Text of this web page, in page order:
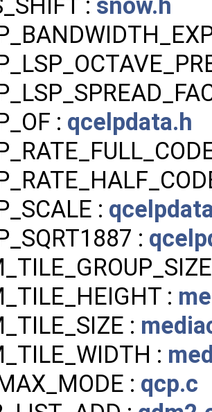
: qcelpdata.h
:
:
:
:
:
: qcp.c